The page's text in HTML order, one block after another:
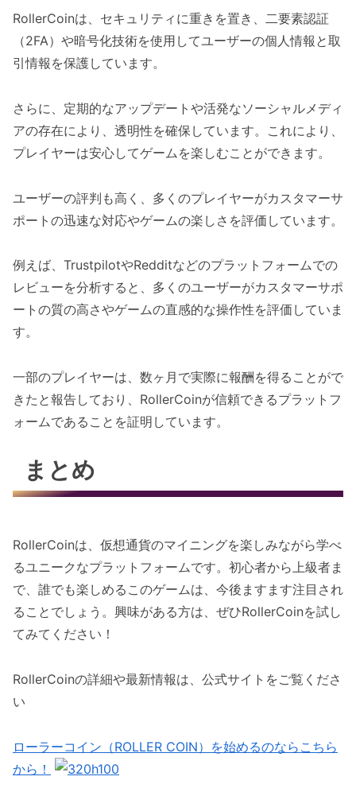
RollerCoinは、セキュリティに重きを置き、二要素認証
（2FA）や暗号化技術を使用してユーザーの個人情報と取
引情報を保護しています。
さらに、定期的なアップデートや活発なソーシャルメディ
アの存在により、透明性を確保しています。これにより、
プレイヤーは安心してゲームを楽しむことができます。
ユーザーの評判も高く、多くのプレイヤーがカスタマーサ
ポートの迅速な対応やゲームの楽しさを評価しています。
例えば、TrustpilotやRedditなどのプラットフォームでの
レビューを分析すると、多くのユーザーがカスタマーサポ
ートの質の高さやゲームの直感的な操作性を評価していま
す。
一部のプレイヤーは、数ヶ月で実際に報酬を得ることがで
きたと報告しており、RollerCoinが信頼できるプラットフ
ォームであることを証明しています。
まとめ
RollerCoinは、仮想通貨のマイニングを楽しみながら学べ
るユニークなプラットフォームです。初心者から上級者ま
で、誰でも楽しめるこのゲームは、今後ますます注目され
ることでしょう。興味がある方は、ぜひRollerCoinを試し
てみてください！
RollerCoinの詳細や最新情報は、公式サイトをご覧くださ
い
ローラーコイン（ROLLER COIN）を始めるのならこちら
から！